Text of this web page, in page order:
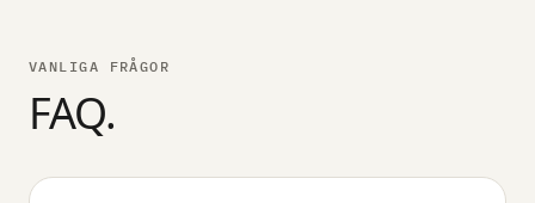
VANLIGA FRÅGOR
FAQ.